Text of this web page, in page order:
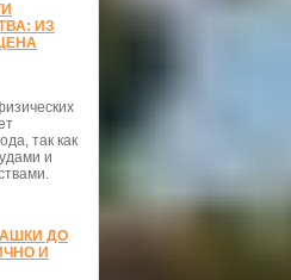
ИЗ
так как
и
ДО
И